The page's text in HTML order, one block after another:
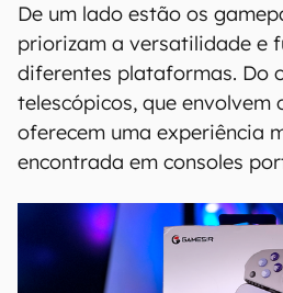
De um lado estão os
priorizam a versatilidade e
diferentes plataformas. Do
telescópicos, que envolvem
oferecem uma experiência
encontrada em consoles